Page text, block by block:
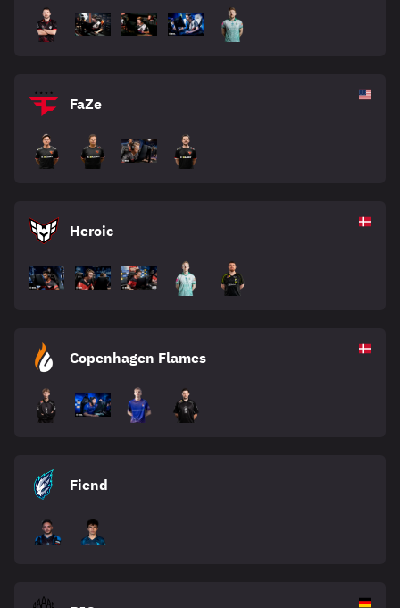
FaZe
Heroic
Copenhagen Flames
Fiend